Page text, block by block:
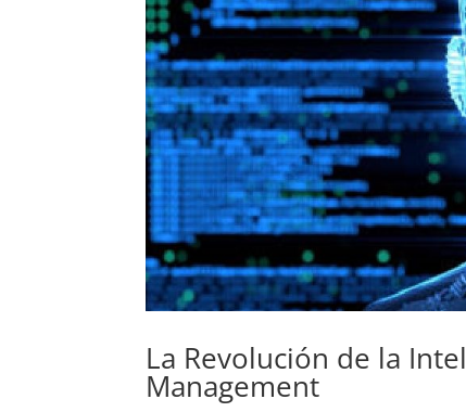
La Revolución de la
Management